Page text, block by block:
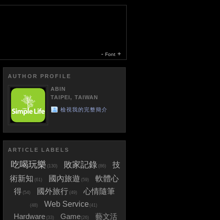
- Font +
AUTHOR PROFILE
ABIN
TAIPEI, TAIWAN
檢視我的完整簡介
ARTICLE LABELS
吃喝玩樂 (130) 敗家記錄 (86)
技
術新知 (61) 國內旅遊 (59)
軟體心
得 (54) 國外旅行 (49) 心情隨筆
(48) Web Service (41)
Hardware (33) Game(26) 藝文活